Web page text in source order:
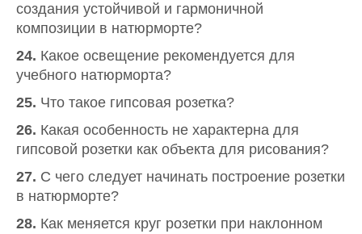
создания устойчивой и гармоничной
композиции в натюрморте?
24. Какое освещение рекомендуется для
учебного натюрморта?
25. Что такое гипсовая розетка?
26. Какая особенность не характерна для
гипсовой розетки как объекта для рисования?
27. С чего следует начинать построение розетки
в натюрморте?
28. Как меняется круг розетки при наклонном